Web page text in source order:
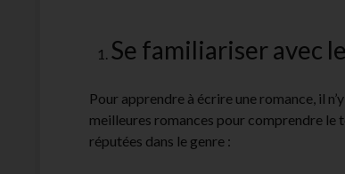
Se familiariser avec
Pour apprendre à écrire une romance, il
meilleures romances pour comprendre le
réputées dans le genre :